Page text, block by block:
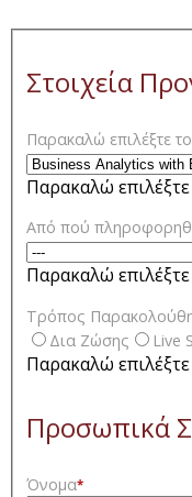
Στοιχεία
Παρακαλώ επιλέξτε
Παρακαλώ
Από πού
Παρακαλώ επιλέξτε
Τρόπος
Δια Ζώσης Live
Παρακαλώ επιλέξτε
Προσωπικά
Όνομα*